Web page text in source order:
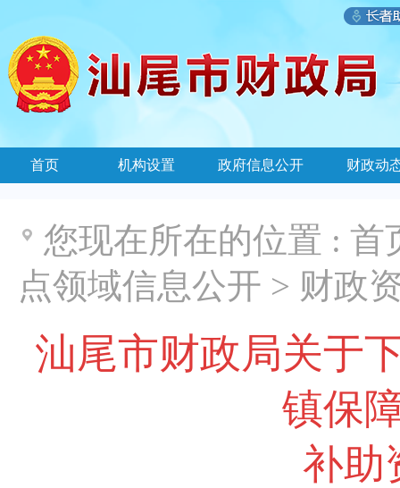
首页 机构设置 政府信息公开 财政动
您现在所在的位置 : 首
点领域信息公开 > 财政
汕尾市财政局关于
镇保
补助